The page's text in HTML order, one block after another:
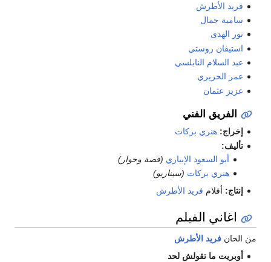
فريد الأطرش
سامية جمال
نور الهدى
استيفان روستي
عبد السلام النابلسي
عمر الحريري
عزيز عثمان
الفريق الفني
إخراج: هنري بركات
تأليف:
أبو السعود الإبياري (قصة وحوار)
هنري بركات (سيناريو)
إنتاج: أفلام فريد الأطرش
اغاني الفيلم
من الحان فريد الأطرش
أوبريت ما تقولش لحد